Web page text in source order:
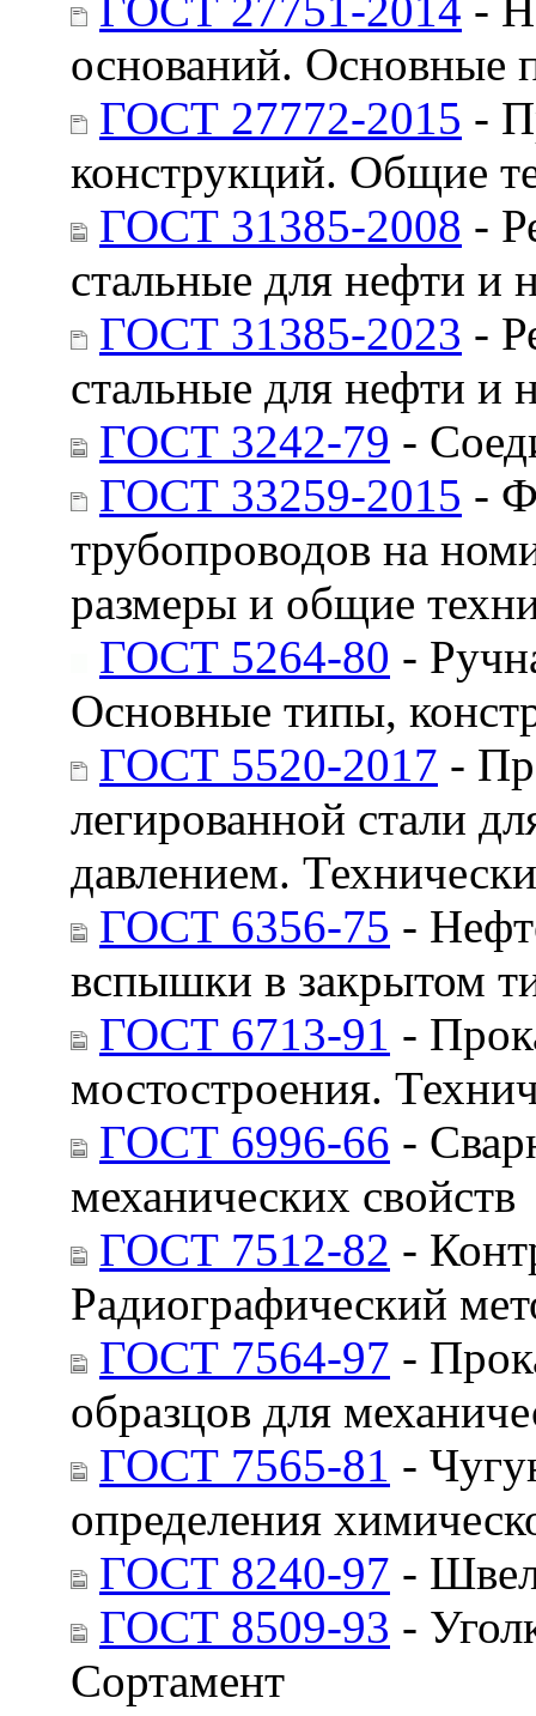
оснований. Основные
ГОСТ 27772-2015 -
конструкций. Общие
ГОСТ 31385-2008 -
стальные для нефти и
ГОСТ 31385-2023 -
стальные для нефти и
ГОСТ 3242-79 -
ГОСТ 33259-2015 -
трубопроводов на
размеры и общие
ГОСТ 5264-80 -
Основные типы,
ГОСТ 5520-2017 -
легированной стали
давлением.
ГОСТ 6356-75 -
вспышки в закрытом
ГОСТ 6713-91 -
мостостроения.
ГОСТ 6996-66 -
механических свойств
ГОСТ 7512-82 -
Радиографический
ГОСТ 7564-97 -
образцов для
ГОСТ 7565-81 -
определения
ГОСТ 8240-97 -
ГОСТ 8509-93 -
Сортамент